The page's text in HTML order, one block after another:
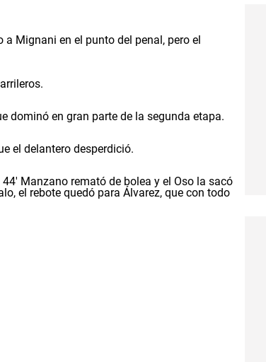
Mignani en el punto del penal, pero el
dominó en gran parte de la segunda etapa.
el delantero desperdició.
Manzano remató de bolea y el Oso la sacó
el rebote quedó para Álvarez, que con todo